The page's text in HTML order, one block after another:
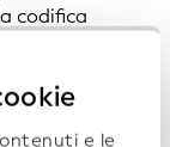
e le
codifica